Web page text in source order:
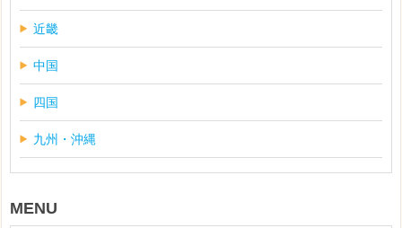
近畿
中国
四国
九州・沖縄
MENU